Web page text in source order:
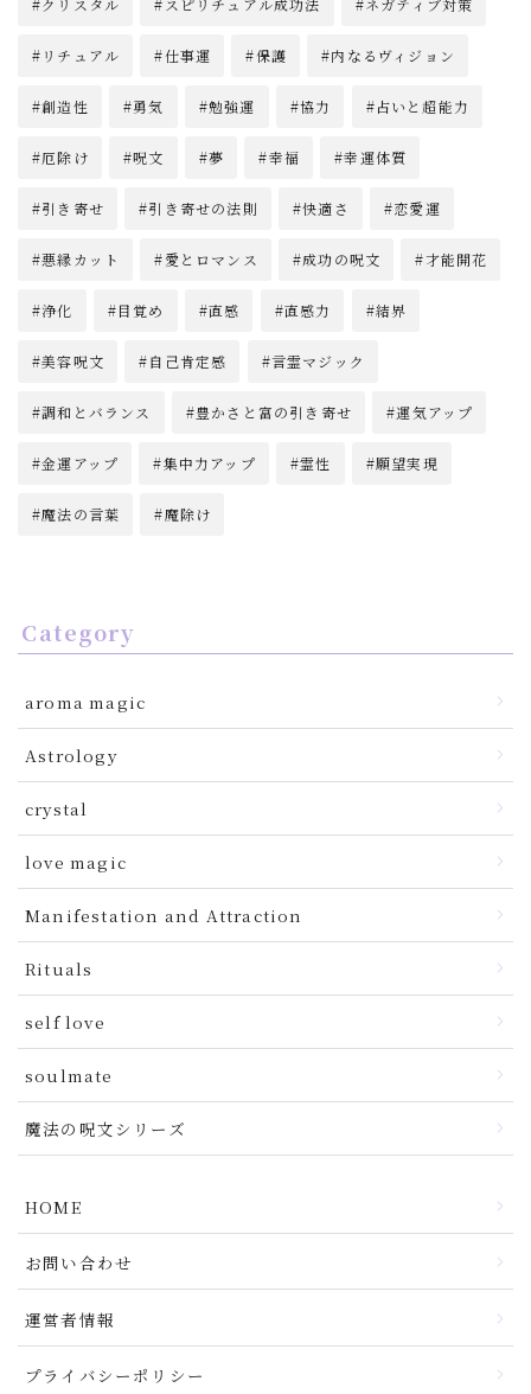
クリスタル スピリチュアル成功法 ネガティブ対策
リチュアル 仕事運 保護 内なるヴィジョン
創造性 勇気 勉強運 協力 占いと超能力
厄除け 呪文 夢 幸福 幸運体質
引き寄せ 引き寄せの法則 快適さ 恋愛運
悪縁カット 愛とロマンス 成功の呪文 才能開花
浄化 目覚め 直感 直感力 結界
美容呪文 自己肯定感 言霊マジック
調和とバランス 豊かさと富の引き寄せ 運気アップ
金運アップ 集中力アップ 霊性 願望実現
魔法の言葉 魔除け
Category
aroma magic
Astrology
crystal
love magic
Manifestation and Attraction
Rituals
self love
soulmate
魔法の呪文シリーズ
HOME
お問い合わせ
運営者情報
プライバシーポリシー